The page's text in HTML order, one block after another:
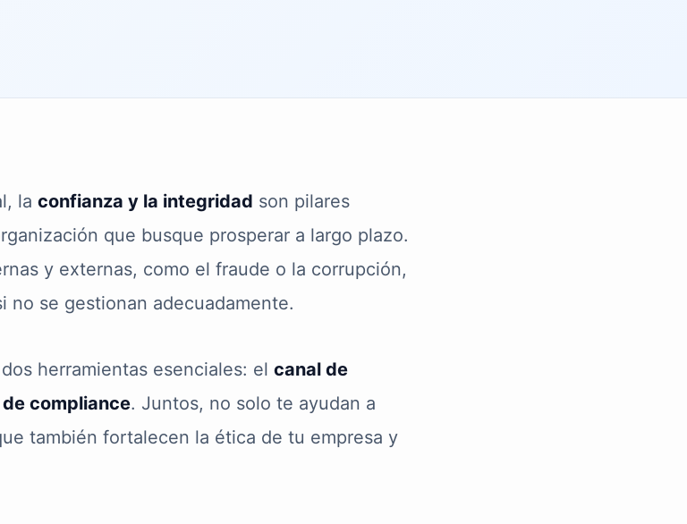
la confianza y la integridad son pilares
que busque prosperar a largo plazo.
y externas, como el fraude o la corrupción,
no se gestionan adecuadamente.
herramientas esenciales: el canal de
compliance. Juntos, no solo te ayudan a
también fortalecen la ética de tu empresa y